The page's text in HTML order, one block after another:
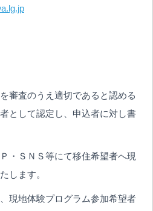
審査のうえ適切であると認める
として認定し、申込者に対し書
・ＳＮＳ等にて移住希望者へ現
します。
現地体験プログラム参加希望者